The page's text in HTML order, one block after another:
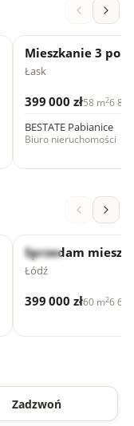
Mieszkanie 3
Łask
399 000 zł58 m26
BESTATE Pabianice
Biuro nieruchomości
Nowe
Sprzedam
Łódź
399 000 zł60 m26
Zadzwoń